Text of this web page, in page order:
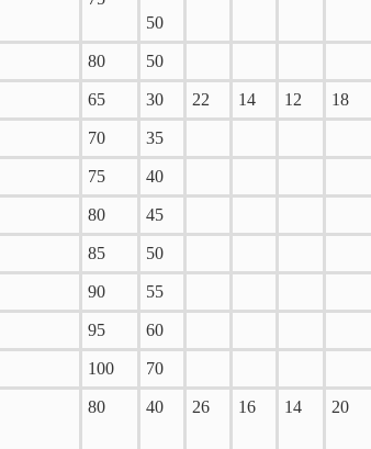
50
80 50
65 30 22 14 12 18
70 35
75 40
80 45
85 50
90 55
95 60
100 70
80 40 26 16 14
20